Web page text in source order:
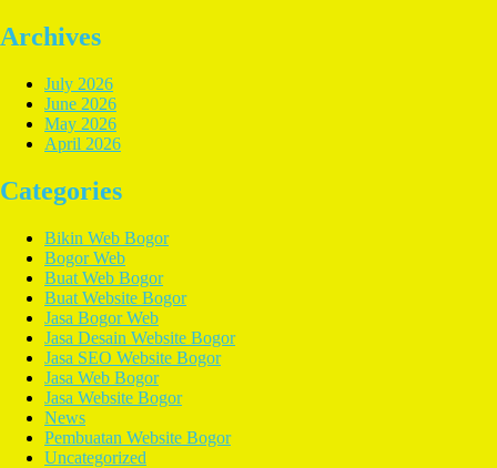
Archives
July 2026
June 2026
May 2026
April 2026
Categories
Bikin Web Bogor
Bogor Web
Buat Web Bogor
Buat Website Bogor
Jasa Bogor Web
Jasa Desain Website Bogor
Jasa SEO Website Bogor
Jasa Web Bogor
Jasa Website Bogor
News
Pembuatan Website Bogor
Uncategorized